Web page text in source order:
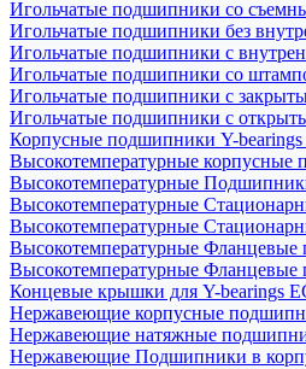
Игольчатые подшипники со
Игольчатые подшипники без
Игольчатые подшипники с
Игольчатые подшипники со
Игольчатые подшипники с
Игольчатые подшипники с
Корпусные подшипники Y-
Высокотемпературные корпусные
Высокотемпературные
Высокотемпературные
Высокотемпературные
Высокотемпературные
Высокотемпературные
Концевые крышки для Y-bearings
Нержавеющие корпусные
Нержавеющие натяжные
Нержавеющие Подшипники в